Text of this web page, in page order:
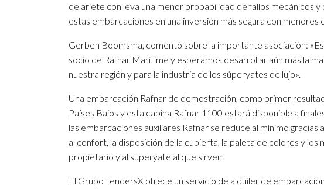
de ariete conlleva una menor probabilidad de fallos mecánicos
estas embarcaciones en una inversión más segura con
Gerben Boomsma, comentó sobre la importante asociación:
socio de Rafnar Maritime y esperamos desarrollar aún más la
nuestra región y para la industria de los súperyates de lujo».
Una embarcación Rafnar de demostración, como primer
Países Bajos y esta cabina Rafnar 1100 estará disponible a
las embarcaciones auxiliares Rafnar se reduce al mínimo gracias
al confort, la disposición de la cubierta, la paleta de colores y
propietario y al superyate al que sirven.
El Grupo TendersX ofrece un servicio de alquiler de